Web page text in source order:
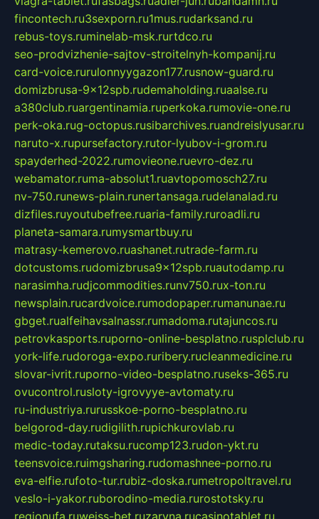
fincontech.ru3sexporn.ru1mus.rudarksand.ru
rebus-toys.ruminelab-msk.rurtdco.ru
seo-prodvizhenie-sajtov-stroitelnyh-kompanij.ru
card-voice.rurulonnyygazon177.rusnow-guard.ru
domizbrusa-9x12spb.rudemaholding.ruaalse.ru
a380club.ruargentinamia.ruperkoka.rumovie-one.ru
perk-oka.rug-octopus.rusibarchives.ruandreislyusar.ru
naruto-x.rupursefactory.rutor-lyubov-i-grom.ru
spayderhed-2022.rumovieone.ruevro-dez.ru
webamator.ruma-absolut1.ruavtopomosch27.ru
nv-750.runews-plain.runertansaga.rudelanalad.ru
dizfiles.ruyoutubefree.ruaria-family.ruroadli.ru
planeta-samara.rumysmartbuy.ru
matrasy-kemerovo.ruashanet.rutrade-farm.ru
dotcustoms.rudomizbrusa9x12spb.ruautodamp.ru
narasimha.rudjcommodities.runv750.rux-ton.ru
newsplain.rucardvoice.rumodopaper.rumanunae.ru
gbget.rualfeihavsalnassr.rumadoma.rutajuncos.ru
petrovkasports.ruporno-online-besplatno.rusplclub.ru
york-life.rudoroga-expo.ruribery.rucleanmedicine.ru
slovar-ivrit.ruporno-video-besplatno.ruseks-365.ru
ovucontrol.rusloty-igrovyye-avtomaty.ru
ru-industriya.rurusskoe-porno-besplatno.ru
belgorod-day.rudigilith.rupichkurovlab.ru
medic-today.rutaksu.rucomp123.rudon-ykt.ru
teensvoice.ruimgsharing.rudomashnee-porno.ru
eva-elfie.rufoto-tur.rubiz-doska.rumetropoltravel.ru
veslo-i-yakor.ruborodino-media.rurostotsky.ru
regionufa.ruweiss-bet.ruzaryna.rucasinotablet.ru